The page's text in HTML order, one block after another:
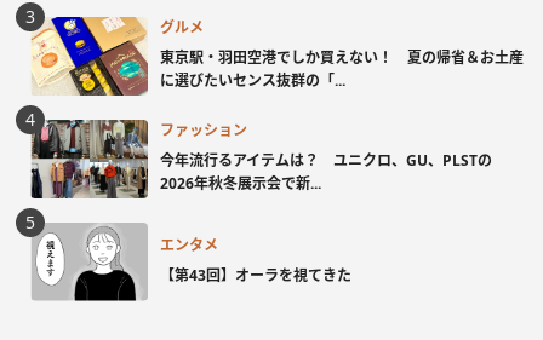
グルメ
東京駅・羽田空港でしか買えない！ 夏の帰省＆お土産
に選びたいセンス抜群の「...
ファッション
今年流行るアイテムは？ ユニクロ、GU、PLSTの
2026年秋冬展示会で新...
エンタメ
【第43回】オーラを視てきた